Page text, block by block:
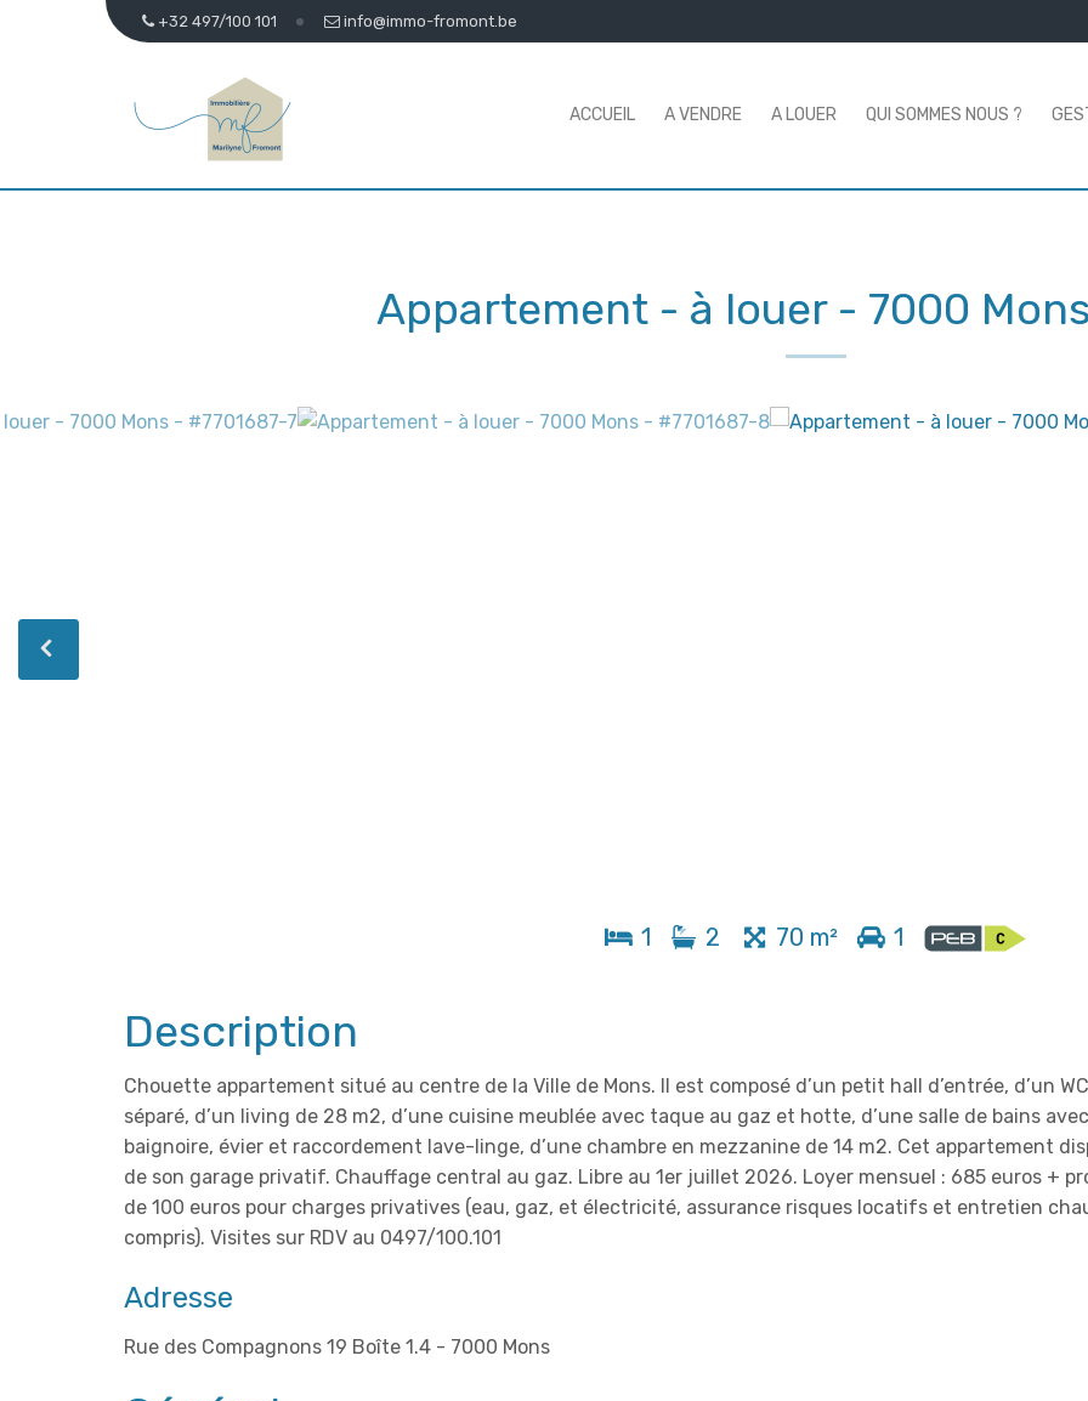
+32 497/100 101 info@immo-fromont.be
ACCUEIL A VENDRE A LOUER QUI SOMMES NOUS ?
Appartement - à louer - 7000 Mons
1 2 70 m² 1
Description
Chouette appartement situé au centre de la Ville de Mons. Il est composé d’un petit hall d’entrée, d’un WC
séparé, d’un living de 28 m2, d’une cuisine meublée avec taque au gaz et hotte, d’une salle de bains avec
baignoire, évier et raccordement lave-linge, d’une chambre en mezzanine de 14 m2. Cet appartement
de son garage privatif. Chauffage central au gaz. Libre au 1er juillet 2026. Loyer mensuel : 685 euros +
de 100 euros pour charges privatives (eau, gaz, et électricité, assurance risques locatifs et entretien
compris). Visites sur RDV au 0497/100.101
Adresse
Rue des Compagnons 19 Boîte 1.4 - 7000 Mons